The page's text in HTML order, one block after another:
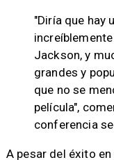
"Diría que hay
Jackson, y
grandes y
que no se
película",
conferencia
A pesar del éxito